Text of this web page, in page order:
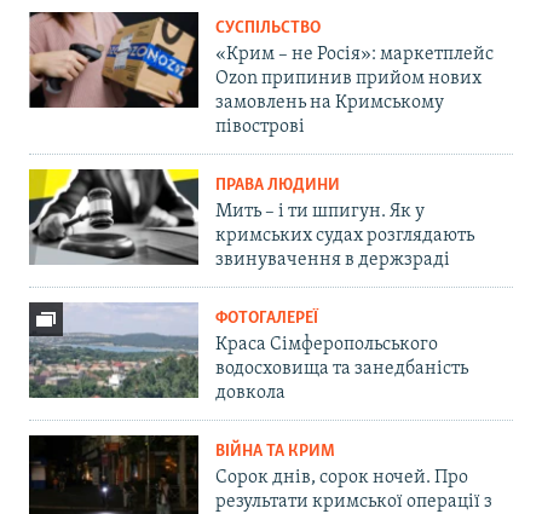
СУСПІЛЬСТВО
«Крим – не Росія»: маркетплейс
Ozon припинив прийом нових
замовлень на Кримському
півострові
ПРАВА ЛЮДИНИ
Мить – і ти шпигун. Як у
кримських судах розглядають
звинувачення в держзраді
ФОТОГАЛЕРЕЇ
Краса Сімферопольського
водосховища та занедбаність
довкола
ВІЙНА ТА КРИМ
Сорок днів, сорок ночей. Про
результати кримської операції з